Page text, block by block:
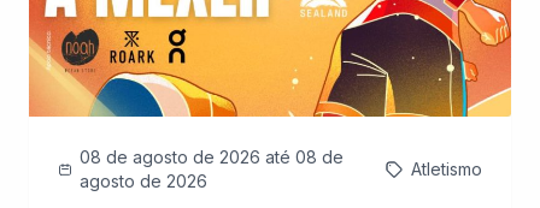
08 de agosto de 2026 até 08 de
agosto de 2026
Atletismo